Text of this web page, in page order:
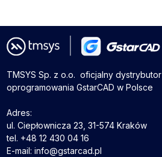
TMSYS Sp. z o.o. ­ oficjalny dystrybutor
oprogramowania GstarCAD w Polsce
Adres:
ul. Ciepłownicza 23, 31-574 Kraków
tel. +48 12 430 04 16
E-mail: info@gstarcad.pl